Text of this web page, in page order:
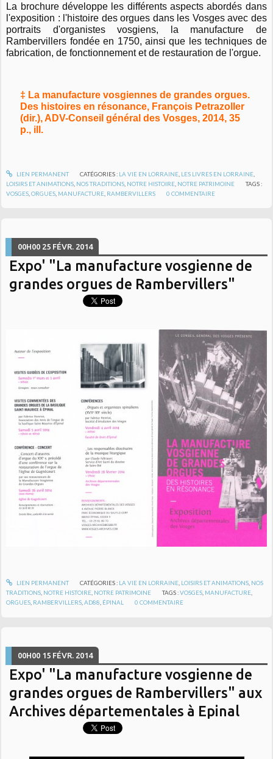
La brochure développe les différents aspects abordés dans
l'exposition : l'histoire des orgues dans les Vosges avec des
portraits d'organistes vosgiens, la manufacture de
Rambervillers fondée en 1750, ainsi que les techniques de
fabrication, de fonctionnement et de restauration de l'orgue.
‡ La manufacture vosgiennes de grandes orgues.
Des histoires en résonance, François Petrazoller
(dir.), ADV-Conseil général des Vosges, 2014, 35
p., ill.
LIEN PERMANENT CATÉGORIES : LA VIE EN LORRAINE, LES LIVRES EN LORRAINE,
LOISIRS ET ANIMATIONS NOS TRADITIONS NOTRE HISTOIRE NOTRE PATRIMOINE
TAGS :
VOSGES ,ORGUES MANUFACTURE RAMBERVILLERS 0 COMMENTAIRE
00H00 25 FÉVR. 2014
Expo' "La manufacture vosgienne de
grandes orgues de Rambervillers"
LIEN PERMANENT CATÉGORIES : LA VIE EN LORRAINE, LOISIRS ET ANIMATIONS, NOS
TRADITIONS NOTRE HISTOIRE NOTRE PATRIMOINE TAGS :VOSGES MANUFACTURE
ORGUES RAMBERVILLERS ,AD88 ÉPINAL 0 COMMENTAIRE
00H00 15 FÉVR. 2014
Expo' "La manufacture vosgienne de
grandes orgues de Rambervillers" aux
Archives départementales à Epinal